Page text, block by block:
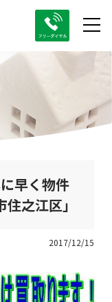
早く物件
住之江区｣
2017/12/15